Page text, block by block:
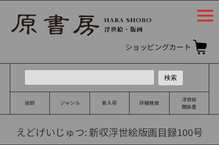
ショッピングカート
絵師 ジャンル 新入荷 詳細検索
浮世絵
関係書
えどげいじゅつ: 新収浮世絵版画目録100号